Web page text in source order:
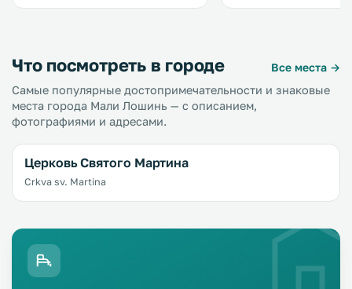
oven and fridge.
Что посмотреть в городе
Все места →
Самые популярные достопримечательности и знаковые
места города Мали Лошинь — с описанием,
фотографиями и адресами.
Церковь Святого Мартина
Crkva sv. Martina